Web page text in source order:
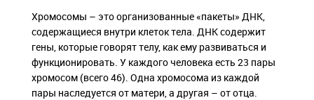
Хромосомы – это организованные «пакеты» ДНК,
содержащиеся внутри клеток тела. ДНК содержит
гены, которые говорят телу, как ему развиваться и
функционировать. У каждого человека есть 23 пары
хромосом (всего 46). Одна хромосома из каждой
пары наследуется от матери, а другая – от отца.